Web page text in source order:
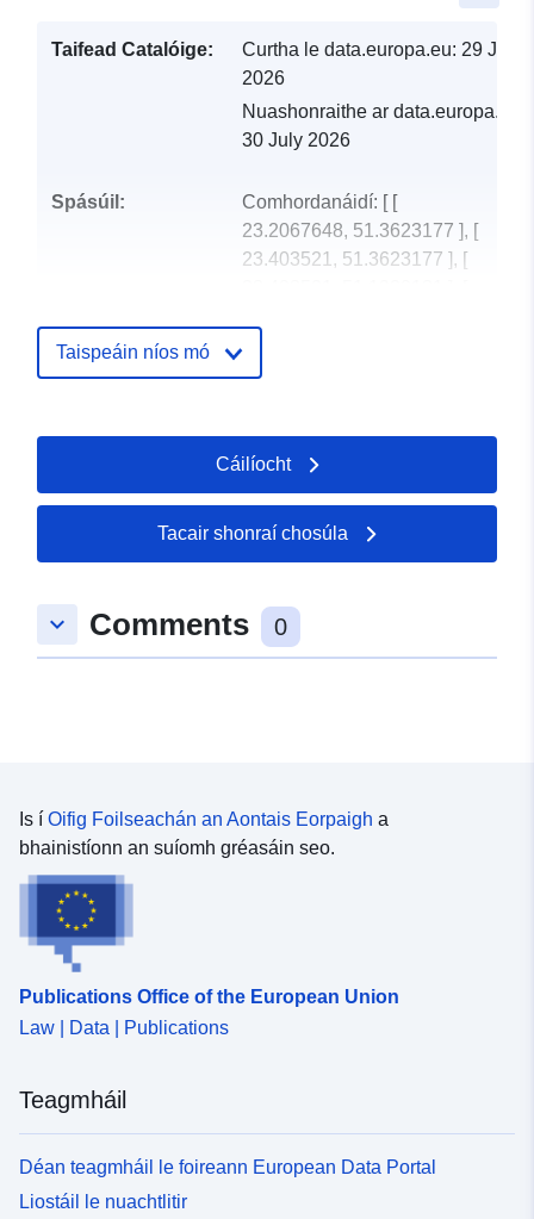
Taifead Catalóige: Curtha le data.europa.eu: 29 July
2026
Nuashonraithe ar data.europa.eu:
30 July 2026
Spásúil: Comhordanáidí: [ [
23.2067648, 51.3623177 ], [
23.403521, 51.3623177 ], [
Clóscríobh:
Aitheantóirí: PL.ZIPIN.474/060312_2.EMUiA
uriRef:
http://data.europa.eu/88u/dataset/
4415170c-5d6c7714-dddde9f2-
Tréimhsiúlacht
Fabhraithe:
continuous
Taispeáin níos mó
Cáilíocht
Tacair shonraí chosúla
keyboard_arrow_down Comments 0
Is í Oifig Foilseachán an Aontais Eorpaigh a
bhainistíonn an suíomh gréasáin seo.
Publications Office of the European Union
Law | Data | Publications
Teagmháil
Déan teagmháil le foireann European Data Portal
Liostáil le nuachtlitir